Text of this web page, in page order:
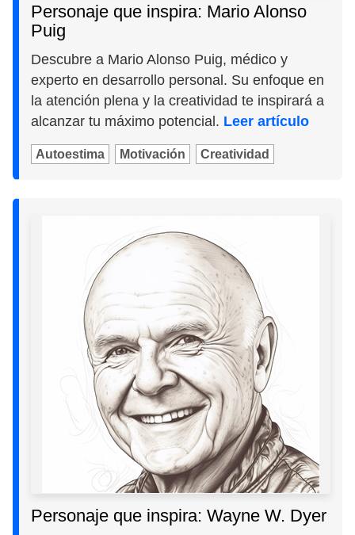
Personaje que inspira: Mario Alonso
Puig
Descubre a Mario Alonso Puig, médico y
experto en desarrollo personal. Su enfoque en
la atención plena y la creatividad te inspirará a
alcanzar tu máximo potencial. Leer artículo
Autoestima Motivación Creatividad
Personaje que inspira: Wayne W. Dyer